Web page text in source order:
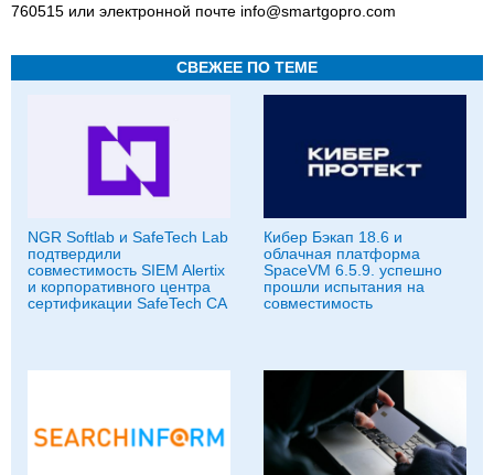
760515 или электронной почте info@smartgopro.com
СВЕЖЕЕ ПО ТЕМЕ
NGR Softlab и SafeTech Lab
подтвердили
совместимость SIEM Alertix
и корпоративного центра
сертификации SafeTech CA
Кибер Бэкап 18.6 и
облачная платформа
SpaceVM 6.5.9. успешно
прошли испытания на
совместимость